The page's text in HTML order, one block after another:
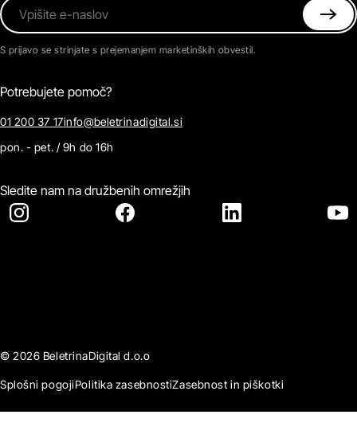
Vpišite e-naslov
S prijavo se strinjate s prejemanjem marketinških obvestil.
Potrebujete pomoč?
01 200 37 17info@beletrinadigital.si
pon. - pet. / 9h do 16h
Sledite nam na družbenih omrežjih
© 2026 BeletrinaDigital d.o.o
Splošni pogojiPolitika zasebnostiZasebnost in piškotki